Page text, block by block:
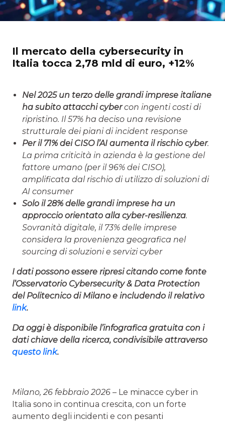
Il mercato della cybersecurity in
Italia tocca 2,78 mld di euro, +12%
Nel 2025 un terzo delle grandi imprese italiane
ha subito attacchi cybercon ingenti costi di
ripristino. Il 57% ha deciso una revisione
strutturale dei piani di incident response
Per il 71% dei CISO l’AI aumenta il rischio cyber.
La prima criticità in azienda è la gestione del
fattore umano (per il 96% dei CISO),
amplificata dal rischio di utilizzo di soluzioni di
AI consumer
Solo il 28% delle grandi imprese ha un
approccio orientato alla cyber-resilienza.
Sovranità digitale, il 73% delle imprese
considera la provenienza geografica nel
sourcing di soluzioni e servizi cyber
I dati possono essere ripresi citando come fonte
l’Osservatorio Cybersecurity & Data Protection
del Politecnico di Milano e includendo il relativo
link.
Da oggi è disponibile l’infografica gratuita con i
dati chiave della ricerca, condivisibile attraverso
questo link.
Milano, 26 febbraio 2026 – Le minacce cyber in
Italia sono in continua crescita, con un forte
aumento degli incidenti e con pesanti